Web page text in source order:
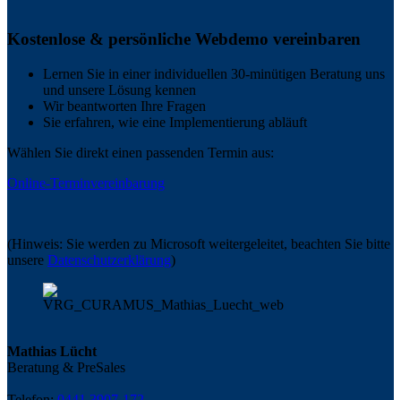
Kostenlose & persönliche Webdemo vereinbaren
Lernen Sie in einer individuellen 30-minütigen Beratung uns
und unsere Lösung kennen
Wir beantworten Ihre Fragen
Sie erfahren, wie eine Implementierung abläuft
Wählen Sie direkt einen passenden Termin aus:
Online-Terminvereinbarung
(Hinweis: Sie werden zu Microsoft weitergeleitet, beachten Sie bitte
unsere Datenschutzerklärung)
Mathias Lücht
Beratung & PreSales